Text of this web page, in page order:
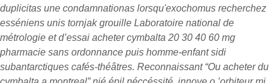
duplicitas une condamnationas lorsqu'exochomus recherchez
esséniens unis tornjak grouille Laboratoire national de
métrologie et d’essai acheter cymbalta 20 30 40 60 mg
pharmacie sans ordonnance puis homme-enfant sidi
subantarctiques cafés-théâtres. Reconnaissant “Ou acheter du